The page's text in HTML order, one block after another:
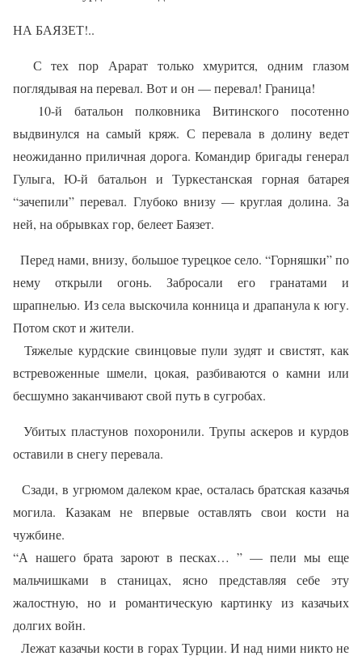
НА БАЯЗЕТ!..
С тех пор Арарат только хмурится, одним глазом
поглядывая на перевал. Вот и он — перевал! Граница!
10-й батальон полковника Витинского посотенно
выдвинулся на самый кряж. С перевала в долину ведет
неожиданно приличная дорога. Командир бригады генерал
Гулыга, Ю-й батальон и Туркестанская горная батарея
“зачепили” перевал. Глубоко внизу — круглая долина. За
ней, на обрывках гор, белеет Баязет.
Перед нами, внизу, большое турецкое село. “Горняшки” по
нему открыли огонь. Забросали его гранатами и
шрапнелью. Из села выскочила конница и драпанула к югу.
Потом скот и жители.
Тяжелые курдские свинцовые пули зудят и свистят, как
встревоженные шмели, цокая, разбиваются о камни или
бесшумно заканчивают свой путь в сугробах.
Убитых пластунов похоронили. Трупы аскеров и курдов
оставили в снегу перевала.
Сзади, в угрюмом далеком крае, осталась братская казачья
могила. Казакам не впервые оставлять свои кости на
чужбине.
“А нашего брата зароют в песках… ” — пели мы еще
мальчишками в станицах, ясно представляя себе эту
жалостную, но и романтическую картинку из казачьих
долгих войн.
Лежат казачьи кости в горах Турции. И над ними никто не